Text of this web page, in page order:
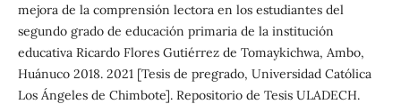
mejora de la comprensión lectora en los estudiantes del
segundo grado de educación primaria de la institución
educativa Ricardo Flores Gutiérrez de Tomaykichwa, Ambo,
Huánuco 2018. 2021 [Tesis de pregrado, Universidad Católica
Los Ángeles de Chimbote]. Repositorio de Tesis ULADECH.